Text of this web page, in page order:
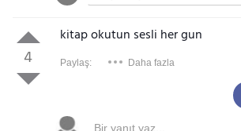
4
kitap okutun sesli her gun
Paylaş: Daha fazla